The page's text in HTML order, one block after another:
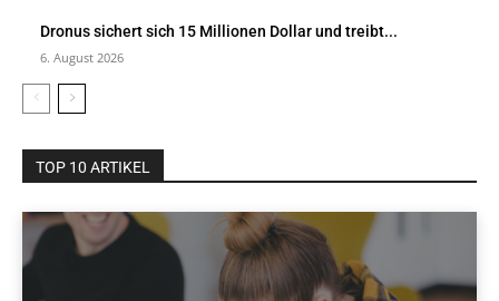
Dronus sichert sich 15 Millionen Dollar und treibt...
6. August 2026
TOP 10 ARTIKEL